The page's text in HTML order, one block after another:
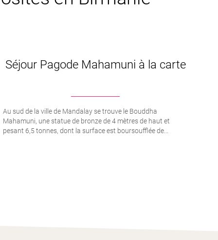
Séjour Pagode Mahamuni à la carte
Au sud de la ville de Mandalay se trouve le Bouddha
Mahamuni, une statue de bronze de 4 mètres de haut et
pesant 6,5 tonnes, dont la surface est boursoufflée de...